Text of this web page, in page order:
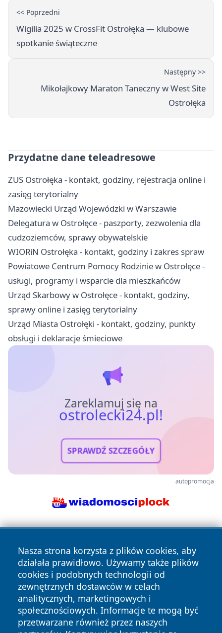
<< Poprzedni
Wigilia 2025 w CrossFit Ostrołęka — klubowe
spotkanie świąteczne
Następny >>
Mikołajkowy Maraton Taneczny w West Site
Ostrołęka
Przydatne dane teleadresowe
ZUS Ostrołęka - kontakt, godziny, rejestracja online i
zasięg terytorialny
Mazowiecki Urząd Wojewódzki w Warszawie
Delegatura w Ostrołęce - paszporty, zezwolenia dla
cudzoziemców, sprawy obywatelskie
WIORiN Ostrołęka - kontakt, godziny i zakres spraw
Powiatowe Centrum Pomocy Rodzinie w Ostrołęce -
usługi, programy i wsparcie dla mieszkańców
Urząd Skarbowy w Ostrołęce - kontakt, godziny,
sprawy online i zasięg terytorialny
Urząd Miasta Ostrołęki - kontakt, godziny, punkty
obsługi i deklaracje śmieciowe
Zareklamuj się na
ostrolecki24.pl!
SPRAWDŹ SZCZEGÓŁY
autopromocja
Nasza strona korzysta z plików cookies, aby
działała prawidłowo. Używamy także plików
cookies i podobnych technologii od
zewnętrznych dostawców w celach
analitycznych, marketingowych i
społecznościowych. Informacje te mogą być
przetwarzane również przez naszych
Copyright © 2026 ostrolecki24.pl Wszystkie prawa
zastrzeżone.